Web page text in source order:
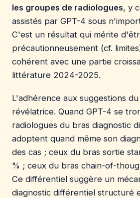
les groupes de radiologues, y
assistés par GPT-4 sous
C'est un résultat qui mérite
précautionneusement (cf.
cohérent avec une partie
littérature 2024-2025.
L'adhérence aux suggestions
révélatrice. Quand GPT-4 se
radiologues du bras diagnostic
adoptent quand même son
des cas ; ceux du bras sortie
% ; ceux du bras chain-of-
Ce différentiel suggère un
diagnostic différentiel structuré